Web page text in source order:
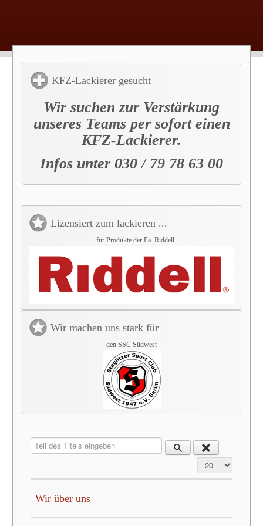
KFZ-Lackierer gesucht
Wir suchen zur Verstärkung
unseres Teams per sofort einen
KFZ-Lackierer.
Infos unter 030 / 79 78 63 00
Lizensiert zum lackieren ...
... für Produkte der Fa. Riddell
Wir machen uns stark für
den SSC Südwest
Teil des Titels eingeben
Anzeige #
Wir über uns